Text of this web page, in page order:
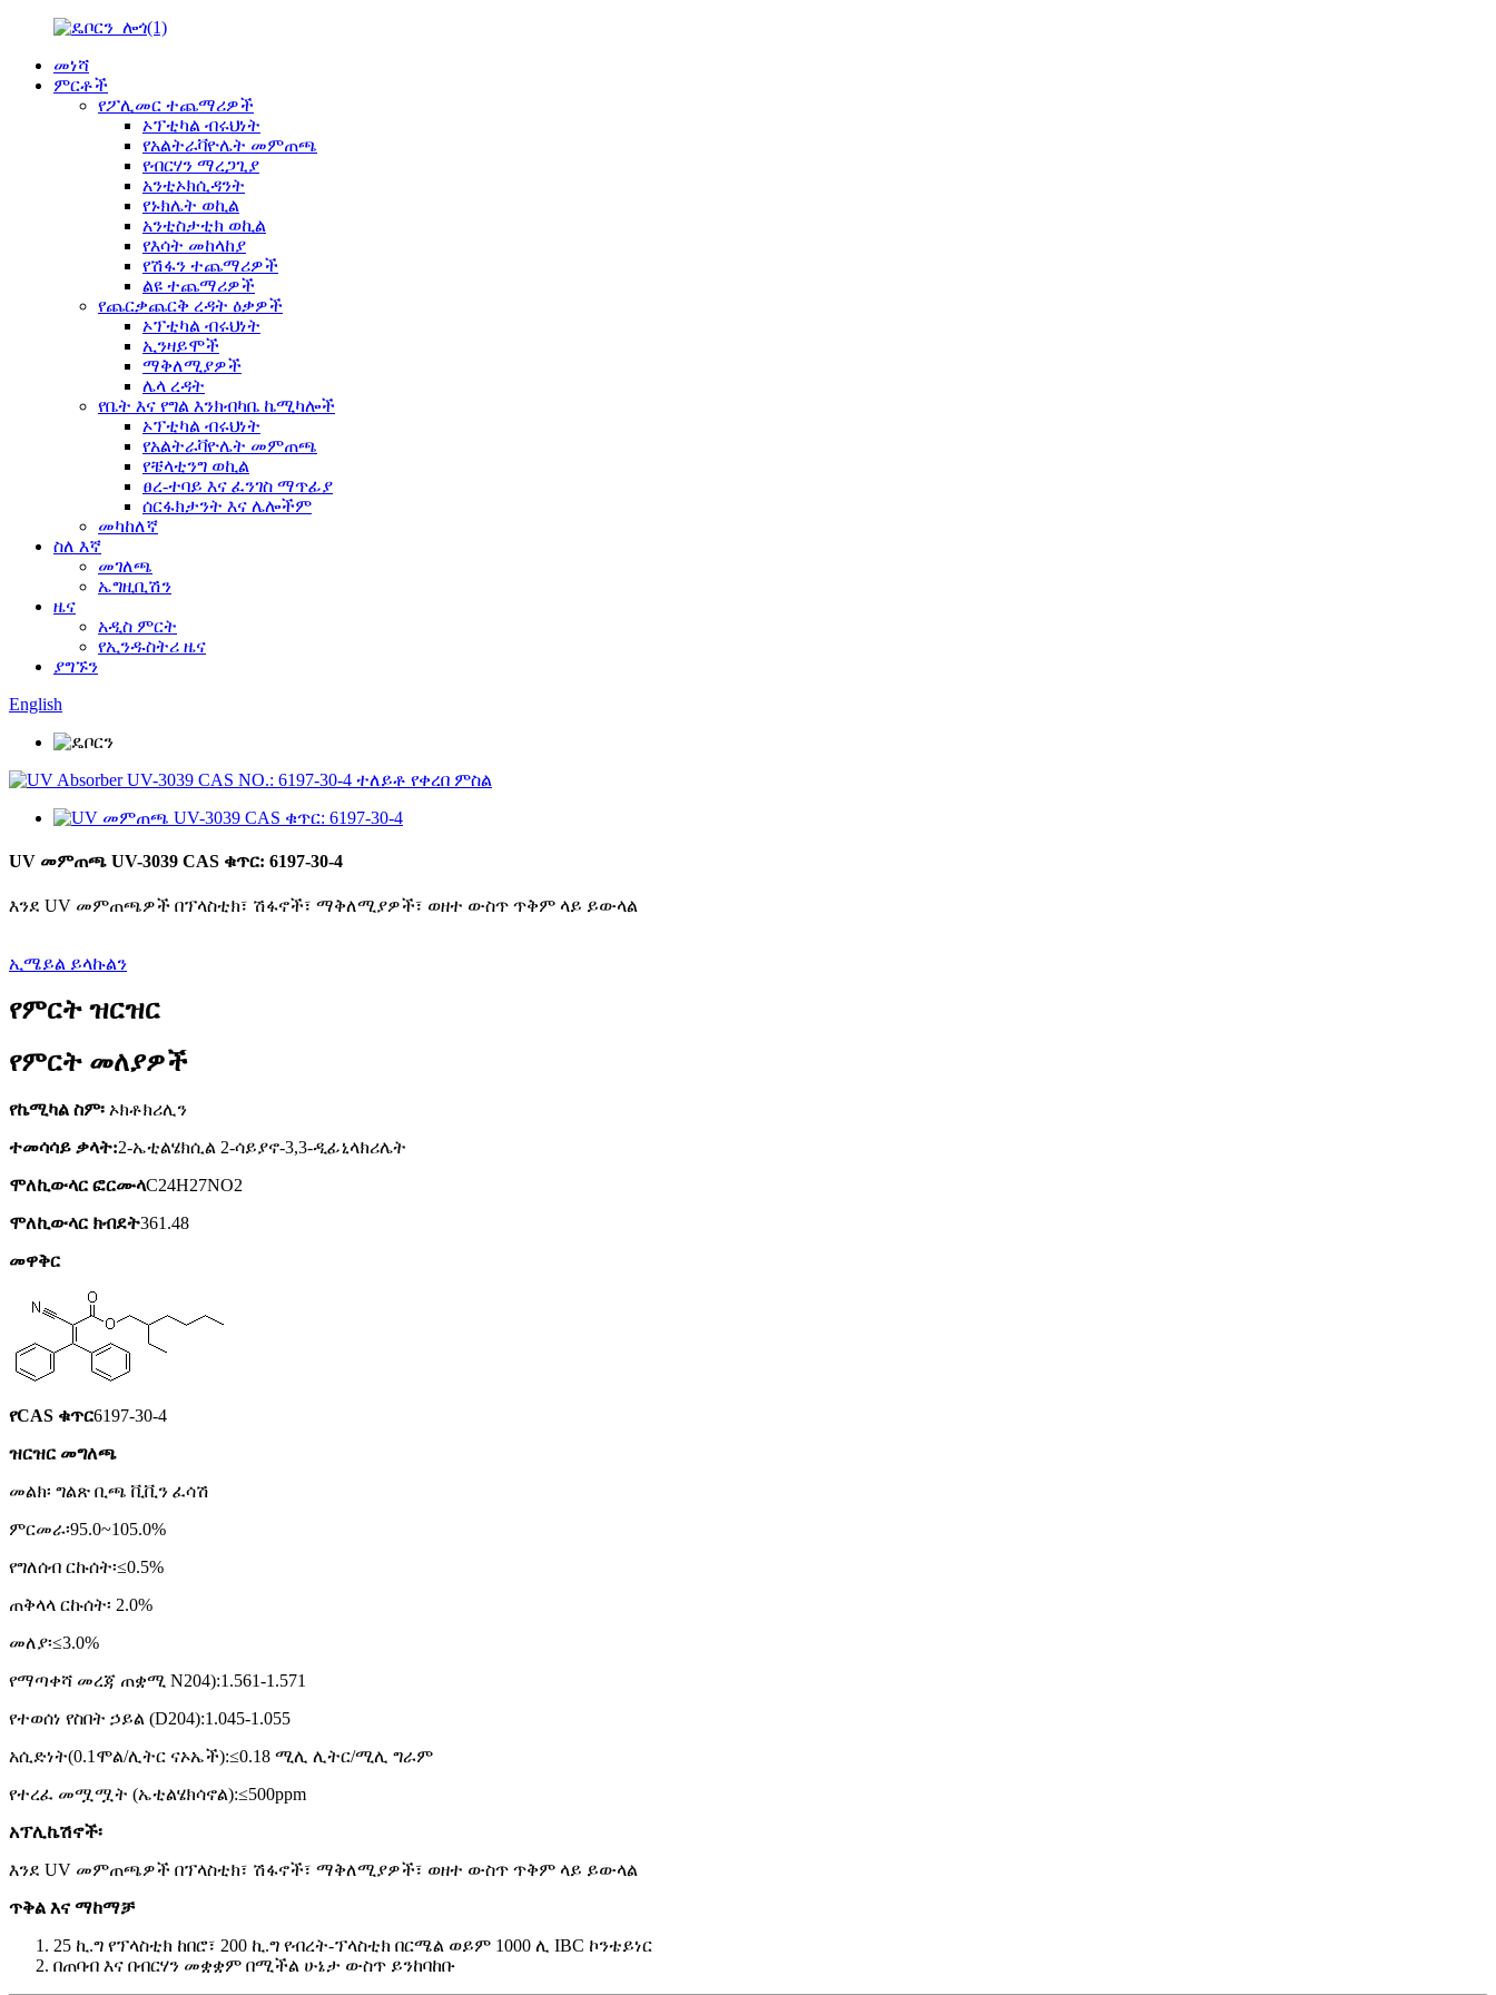
መነሻ
ምርቶች
የፖሊመር ተጨማሪዎች
ኦፕቲካል ብሩህነት
የአልትራቫዮሌት መምጠጫ
የብርሃን ማረጋጊያ
አንቲኦክሲዳንት
የኑክሌት ወኪል
አንቲስታቲክ ወኪል
የእሳት መከላከያ
የሽፋን ተጨማሪዎች
ልዩ ተጨማሪዎች
የጨርቃጨርቅ ረዳት ዕቃዎች
ኦፕቲካል ብሩህነት
ኢንዛይሞች
ማቅለሚያዎች
ሌላ ረዳት
የቤት እና የግል እንክብካቤ ኬሚካሎች
ኦፕቲካል ብሩህነት
የአልትራቫዮሌት መምጠጫ
የቼላቲንግ ወኪል
ፀረ-ተባይ እና ፈንገስ ማጥፊያ
ሰርፋክታንት እና ሌሎችም
መካከለኛ
ስለ እኛ
መገለጫ
ኤግዚቢሽን
ዜና
አዲስ ምርት
የኢንዱስትሪ ዜና
ያግኙን
English
UV መምጠጫ UV-3039 CAS ቁጥር: 6197-30-4
እንደ UV መምጠጫዎች በፕላስቲክ፣ ሽፋኖች፣ ማቅለሚያዎች፣ ወዘተ ውስጥ ጥቅም ላይ ይውላል
ኢሜይል ይላኩልን
የምርት ዝርዝር
የምርት መለያዎች
የኬሚካል ስም፡ ኦክቶክሪሊን
ተመሳሳይ ቃላት:2-ኤቲልሄክሲል 2-ሳይያኖ-3,3-ዲፊኒላክሪሌት
ሞለኪውላር ፎርሙላC24H27NO2
ሞለኪውላር ክብደት361.48
መዋቅር
የCAS ቁጥር6197-30-4
ዝርዝር መግለጫ
መልክ፡ ግልጽ ቢጫ ቪቪን ፈሳሽ
ምርመራ፡95.0~105.0%
የግለሰብ ርኩሰት፡≤0.5%
ጠቅላላ ርኩሰት፡ 2.0%
መለያ፡≤3.0%
የማጣቀሻ መረጃ ጠቋሚ N204):1.561-1.571
የተወሰነ የስበት ኃይል (D204):1.045-1.055
አሲድነት(0.1ሞል/ሊትር ናኦኤች):≤0.18 ሚሊ ሊትር/ሚሊ ግራም
የተረፈ መሟሟት (ኤቲልሄክሳኖል):≤500ppm
አፕሊኬሽኖች፡
እንደ UV መምጠጫዎች በፕላስቲክ፣ ሽፋኖች፣ ማቅለሚያዎች፣ ወዘተ ውስጥ ጥቅም ላይ ይውላል
ጥቅል እና ማከማቻ
25 ኪ.ግ የፕላስቲክ ከበሮ፣ 200 ኪ.ግ የብረት-ፕላስቲክ በርሜል ወይም 1000 ሊ IBC ኮንቴይነር
በጠባብ እና በብርሃን መቋቋም በሚችል ሁኔታ ውስጥ ይንከባከቡ